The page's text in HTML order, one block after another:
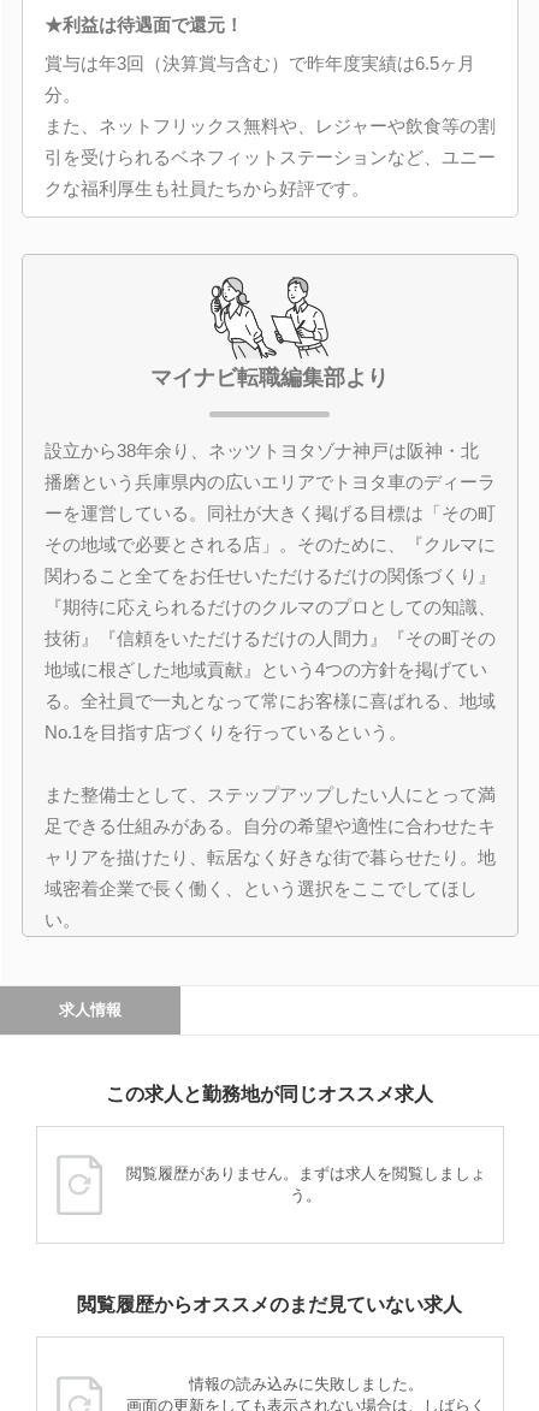
★利益は待遇面で還元！
賞与は年3回（決算賞与含む）で昨年度実績は6.5ヶ月
分。
また、ネットフリックス無料や、レジャーや飲食等の割
引を受けられるベネフィットステーションなど、ユニー
クな福利厚生も社員たちから好評です。
マイナビ転職編集部より
設立から38年余り、ネッツトヨタゾナ神戸は阪神・北
播磨という兵庫県内の広いエリアでトヨタ車のディーラ
ーを運営している。同社が大きく掲げる目標は「その町
その地域で必要とされる店」。そのために、『クルマに
関わること全てをお任せいただけるだけの関係づくり』
『期待に応えられるだけのクルマのプロとしての知識、
技術』『信頼をいただけるだけの人間力』『その町その
地域に根ざした地域貢献』という4つの方針を掲げてい
る。全社員で一丸となって常にお客様に喜ばれる、地域
No.1を目指す店づくりを行っているという。
また整備士として、ステップアップしたい人にとって満
足できる仕組みがある。自分の希望や適性に合わせたキ
ャリアを描けたり、転居なく好きな街で暮らせたり。地
域密着企業で長く働く、という選択をここでしてほし
い。
求人情報
この求人と勤務地が同じオススメ求人
閲覧履歴がありません。まずは求人を閲覧しましょ
う。
閲覧履歴からオススメのまだ見ていない求人
情報の読み込みに失敗しました。
画面の更新をしても表示されない場合は、しばらく